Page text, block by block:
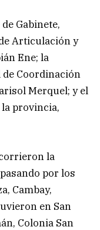
Gabinete,
Articulación y
Ene; la
Coordinación
Merquel; y el
provincia,
la
por los
Cambay,
en San
Colonia San